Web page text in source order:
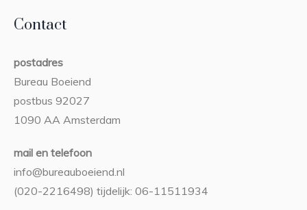
Contact
postadres
Bureau Boeiend
postbus 92027
1090 AA Amsterdam
mail en telefoon
info@bureauboeiend.nl
(020-2216498) tijdelijk: 06-11511934